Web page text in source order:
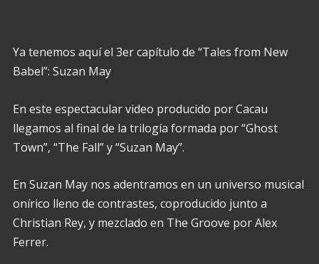
Ya tenemos aquí el 3er capítulo de “Tales from New
Babel”: Suzan May
En este espectacular video producido por Cacau
llegamos al final de la trilogía formada por “Ghost
Town”, “The Fall” y “Suzan May”.
En Suzan May nos adentramos en un universo musical
onírico lleno de contrastes, coproducido junto a
Christian Rey, y mezclado en The Groove por Alex
Ferrer.